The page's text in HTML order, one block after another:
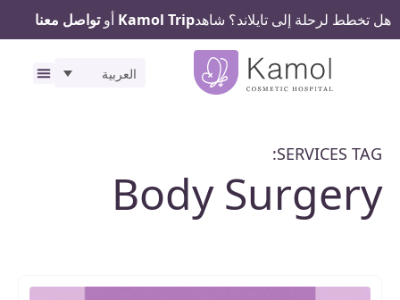
هل تخطط لرحلة إلى تايلاند؟ شاهدKamol Trip أوتواصل معنا
العربية
SERVICES TAG:
Body Surgery